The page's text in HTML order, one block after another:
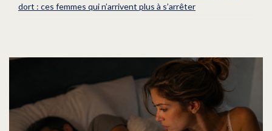
dort : ces femmes qui n’arrivent plus à s’arrêter